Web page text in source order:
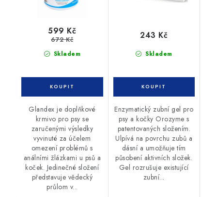
Skladem
599 Kč
672 Kč
Glandex je doplňkové
krmivo pro psy se
zaručenými výsledky
vyvinuté za účelem
omezení problémů s
análními žlázkami u psů a
koček. Jedinečné složení
představuje vědecký
průlom v...
Skladem
243 Kč
Enzymatický zubní gel pro
psy a kočky Orozyme s
patentovaných složením.
Ulpívá na povrchu zubů a
dásní a umožňuje tím
působení aktivních složek.
Gel rozrušuje existující
zubní...